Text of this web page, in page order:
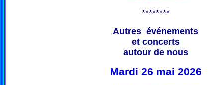
********
Autres événements
et concerts
autour de nous
Mardi 26 mai 2026